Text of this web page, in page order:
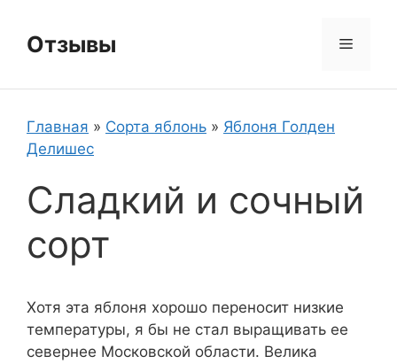
содержимому
Отзывы Меню
Главная » Сорта яблонь » Яблоня Голден
Делишес
Сладкий и сочный
сорт
Хотя эта яблоня хорошо переносит низкие
температуры, я бы не стал выращивать ее
севернее Московской области. Велика